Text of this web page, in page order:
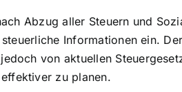
Abzug aller Steuern und
Informationen ein.
von aktuellen
zu planen.